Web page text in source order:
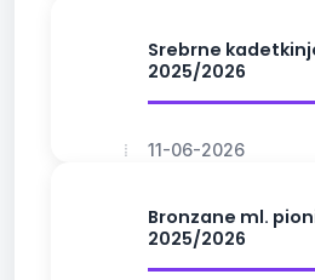
Srebrne
2025/2026
11-06-2026
Bronzane ml.
2025/2026